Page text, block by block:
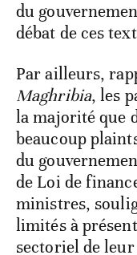
du
débat de ces
Par ailleurs,
Maghribia, les
la majorité que
beaucoup
du
de Loi de
ministres,
limités à
sectoriel de